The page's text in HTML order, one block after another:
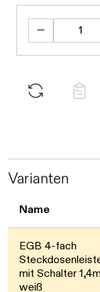
Varianten
Name
EGB 4-fach
mit Schalter
weiß